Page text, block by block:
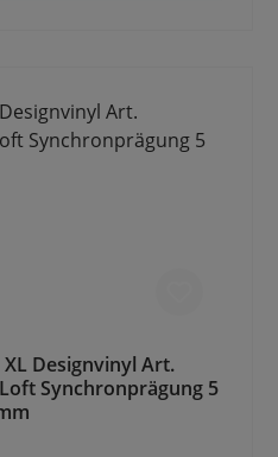
Designvinyl Art.
Synchronprägung 5